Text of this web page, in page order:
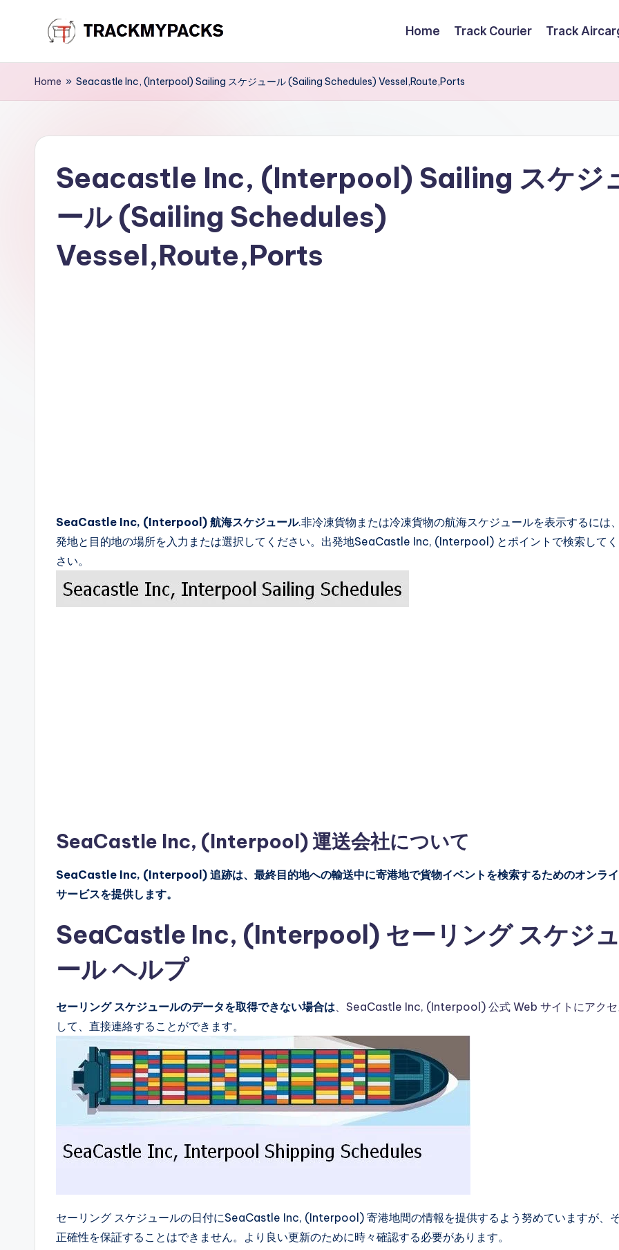
content
T
r
c
Home Track Courier Track
Home » Seacastle Inc, (Interpool) Sailing スケジュール (Sailing Schedules) Vessel,Route,Ports
Seacastle Inc, (Interpool) Sailing スケジ
ール (Sailing Schedules)
Vessel,Route,Ports
SeaCastle Inc, (Interpool) 航海スケジュール.非冷凍貨物または冷凍貨物の航海スケジュールを表示するには
発地と目的地の場所を入力または選択してください。出発地SeaCastle Inc, (Interpool) とポイントで検索して
さい。
SeaCastle Inc, (Interpool) 運送会社について
SeaCastle Inc, (Interpool) 追跡は、最終目的地への輸送中に寄港地で貨物イベントを検索するためのオンラ
サービスを提供します。
SeaCastle Inc, (Interpool) セーリング スケジ
ール ヘルプ
セーリング スケジュールのデータを取得できない場合は、SeaCastle Inc, (Interpool) 公式 Web サイトにアク
して、直接連絡することができます。
セーリング スケジュールの日付にSeaCastle Inc, (Interpool) 寄港地間の情報を提供するよう努めていますが、
正確性を保証することはできません。より良い更新のために時々確認する必要があります。